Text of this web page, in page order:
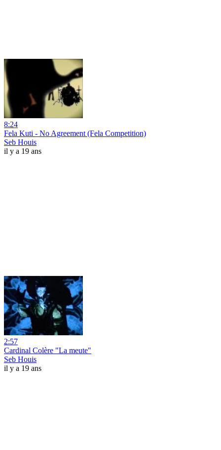
8:24
Fela Kuti - No Agreement (Fela Competition)
Seb Houis
il y a 19 ans
2:57
Cardinal Colère "La meute"
Seb Houis
il y a 19 ans